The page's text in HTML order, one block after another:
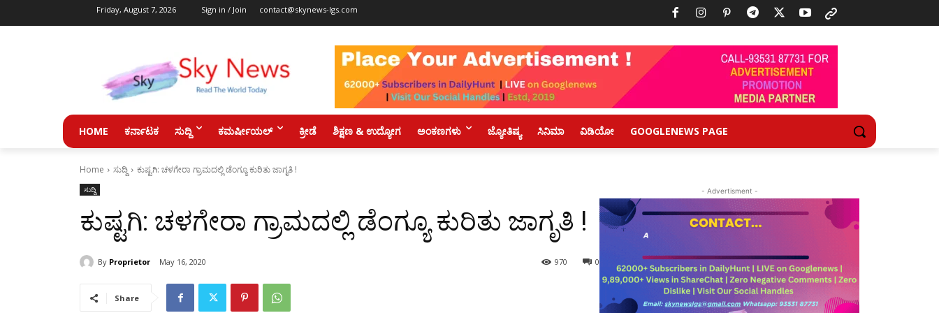
Friday, August 7, 2026 Sign in / Join contact@skynews-lgs.com
HOME ಕರ್ನಾಟಕ ಸುದ್ದಿ ಕಮರ್ಷೀಯಲ್ ಕ್ರೀಡೆ ಶಿಕ್ಷಣ & ಉದ್ಯೋಗ ಅಂಕಣಗಳು ಜ್ಯೋತಿಷ್ಯ ಸಿನಿಮಾ ವಿಡಿಯೋ GOOGLENEWS PAGE
Home ಸುದ್ದಿ ಕುಷ್ಟಗಿ: ಚಳಗೇರಾ ಗ್ರಾಮದಲ್ಲಿ ಡೆಂಗ್ಯೂ ಕುರಿತು ಜಾಗೃತಿ !
ಸುದ್ದಿ
ಕುಷ್ಟಗಿ: ಚಳಗೇರಾ ಗ್ರಾಮದಲ್ಲಿ ಡೆಂಗ್ಯೂ ಕುರಿತು ಜಾಗೃತಿ !
By Proprietor May 16, 2020 0
970
Share
- Advertisment -